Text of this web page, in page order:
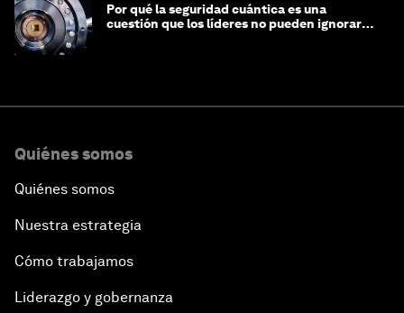
Por qué la seguridad cuántica es una
cuestión que los líderes no pueden ignorar
Quiénes somos
Quiénes somos
Nuestra estrategia
Cómo trabajamos
Liderazgo y gobernanza